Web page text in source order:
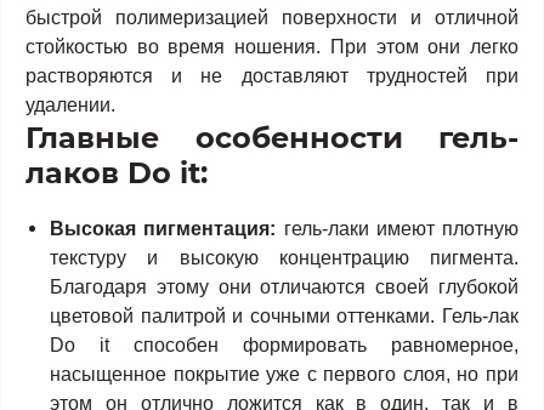
быстрой полимеризацией поверхности и отличной
стойкостью во время ношения. При этом они легко
растворяются и не доставляют трудностей при
удалении.
Главные особенности гель-
лаков Do it:
Высокая пигментация: гель-лаки имеют плотную
текстуру и высокую концентрацию пигмента.
Благодаря этому они отличаются своей глубокой
цветовой палитрой и сочными оттенками. Гель-лак
Do it способен формировать равномерное,
насыщенное покрытие уже с первого слоя, но при
этом он отлично ложится как в один, так и в